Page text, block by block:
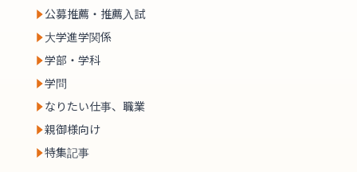
公募推薦・推薦入試
大学進学関係
学部・学科
学問
なりたい仕事、職業
親御様向け
特集記事